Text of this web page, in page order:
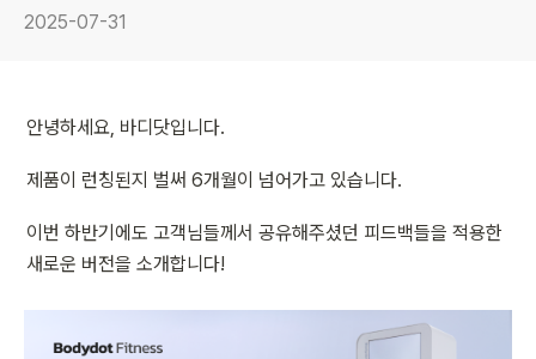
2025-07-31
안녕하세요, 바디닷입니다.
제품이 런칭된지 벌써 6개월이 넘어가고 있습니다.
이번 하반기에도 고객님들께서 공유해주셨던 피드백들을 적용한
새로운 버전을 소개합니다!